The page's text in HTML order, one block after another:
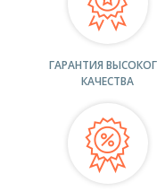
ГАРАНТИЯ
КАЧЕСТВА